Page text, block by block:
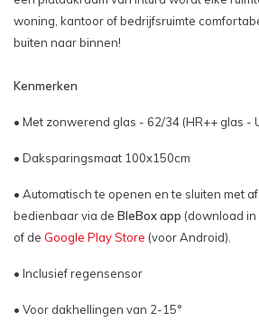
woning, kantoor of bedrijfsruimte
buiten naar binnen!
Kenmerken
• Met zonwerend glas - 62/34 (HR++ glas -
• Daksparingsmaat 100x150cm
• Automatisch te openen en te sluiten met
bedienbaar via de BleBox app (download in
of de Google Play Store (voor Android).
• Inclusief regensensor
• Voor dakhellingen van 2-15°